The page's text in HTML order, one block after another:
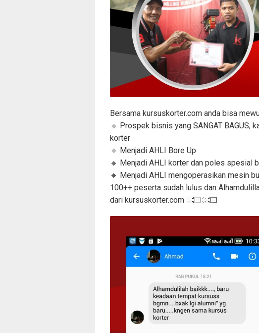
Bersama kursuskorter.com anda bisa
🔸 Prospek bisnis yang SANGAT BAGUS,
korter
🔸 Menjadi AHLI Bore Up
🔸 Menjadi AHLI korter dan poles spesial
🔸 Menjadi AHLI mengoperasikan mesin
100++ peserta sudah lulus dan
dari kursuskorter.com 👏🏻👏🏻